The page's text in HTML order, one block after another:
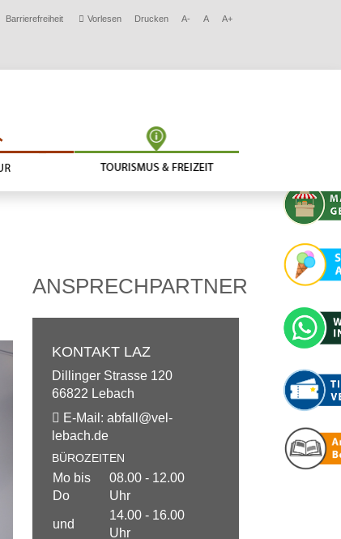
Barrierefreiheit Vorlesen Drucken A- A A+
ANSPRECHPARTNER
KONTAKT LAZ
Dillinger Strasse 120
66822 Lebach
E-Mail: abfall@vel-
lebach.de
BÜROZEITEN
Mo bis
Do
08.00 - 12.00
Uhr
und
14.00 - 16.00
Uhr